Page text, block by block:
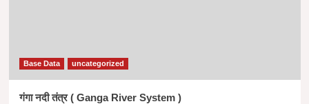
Base Data uncategorized
गंगा नदी तंत्र ( Ganga River System )